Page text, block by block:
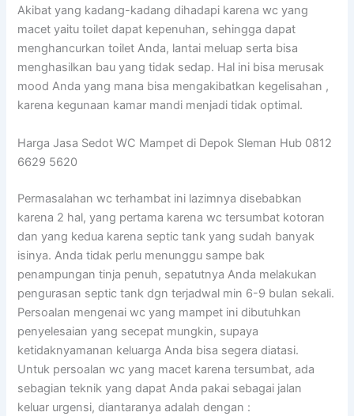
Akibat yang kadang-kadang dihadapi karena wc yang
macet yaitu toilet dapat kepenuhan, sehingga dapat
menghancurkan toilet Anda, lantai meluap serta bisa
menghasilkan bau yang tidak sedap. Hal ini bisa merusak
mood Anda yang mana bisa mengakibatkan kegelisahan ,
karena kegunaan kamar mandi menjadi tidak optimal.
Harga Jasa Sedot WC Mampet di Depok Sleman Hub 0812
6629 5620
Permasalahan wc terhambat ini lazimnya disebabkan
karena 2 hal, yang pertama karena wc tersumbat kotoran
dan yang kedua karena septic tank yang sudah banyak
isinya. Anda tidak perlu menunggu sampe bak
penampungan tinja penuh, sepatutnya Anda melakukan
pengurasan septic tank dgn terjadwal min 6-9 bulan sekali.
Persoalan mengenai wc yang mampet ini dibutuhkan
penyelesaian yang secepat mungkin, supaya
ketidaknyamanan keluarga Anda bisa segera diatasi.
Untuk persoalan wc yang macet karena tersumbat, ada
sebagian teknik yang dapat Anda pakai sebagai jalan
keluar urgensi, diantaranya adalah dengan :